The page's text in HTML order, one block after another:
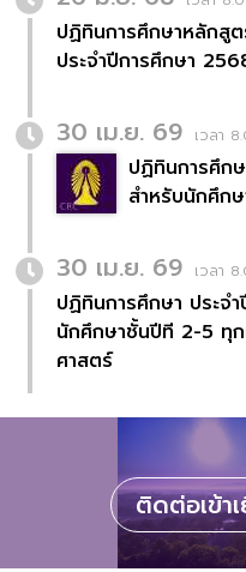
ปฏิทินการศึกษาหลักสู
ประจำปีการศึกษา
30 เม.ย. 69 เวลา
ปฏิทินการศึก
สำหรับนักศึก
30 เม.ย. 69 เวลา
ปฏิทินการศึกษา ประจ
นักศึกษาชั้นปีที 2-5 ทุ
ศาสตร์
ติดต่อเข้า